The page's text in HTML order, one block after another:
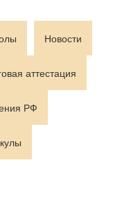
Новости
аттестация
РФ